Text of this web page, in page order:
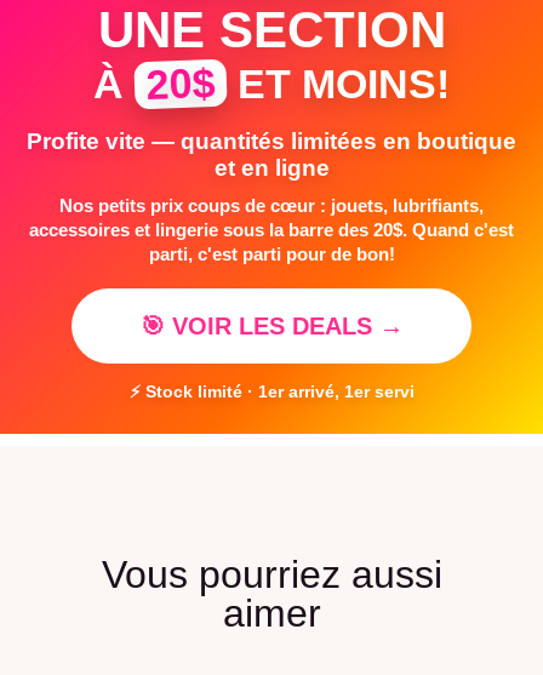
UNE SECTION
À 20$ ET MOINS!
Profite vite — quantités limitées en boutique
et en ligne
Nos petits prix coups de cœur : jouets, lubrifiants,
accessoires et lingerie sous la barre des 20$. Quand c'est
parti, c'est parti pour de bon!
🎯 VOIR LES DEALS →
⚡ Stock limité · 1er arrivé, 1er servi
Vous pourriez aussi
aimer